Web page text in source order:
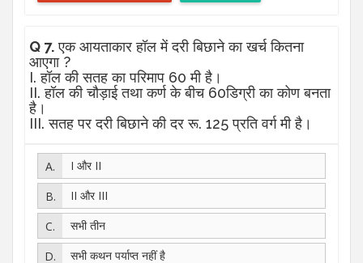
Q 7.एक आयताकार हॉल में दरी बिछाने का खर्च कितना
आएगा ?
I. हॉल की सतह का परिमाप 60 मी है।
II. हॉल की चौड़ाई तथा कर्ण के बीच 60डिग्री का कोण बनता
है।
III. सतह पर दरी बिछाने की दर रू. 125 प्रति वर्ग मी है।
I और II
II और III
सभी तीन
सभी कथन पर्याप्त नहीं है